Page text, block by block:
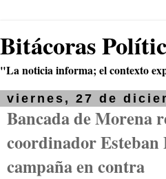
Bitácoras
"La noticia informa; el contexto
viernes, 27 de
Bancada de Morena
coordinador Esteban
campaña en contra